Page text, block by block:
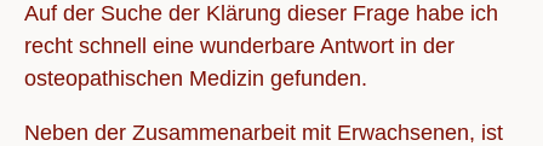
Auf der Suche der Klärung dieser Frage habe ich
recht schnell eine wunderbare Antwort in der
osteopathischen Medizin gefunden.
Neben der Zusammenarbeit mit Erwachsenen, ist